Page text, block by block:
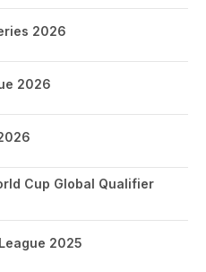
2026
2026
Cup Global Qualifier
2025